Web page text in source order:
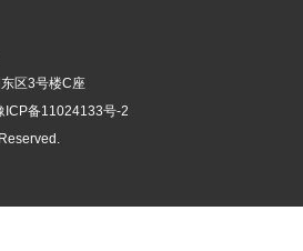
区3号楼C座
ICP备11024133号-2